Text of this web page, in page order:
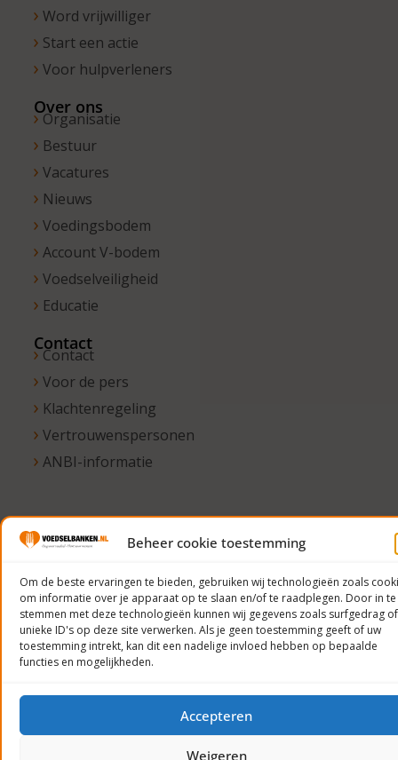
Beheer cookie toestemming
Om de beste ervaringen te bieden, gebruiken wij technologieën zoals
om informatie over je apparaat op te slaan en/of te raadplegen. Door in te
stemmen met deze technologieën kunnen wij gegevens zoals surfgedrag of
unieke ID's op deze site verwerken. Als je geen toestemming geeft of uw
toestemming intrekt, kan dit een nadelige invloed hebben op bepaalde
functies en mogelijkheden.
Accepteren
Weigeren
Word vrijwilliger
Start een actie
Voor hulpverleners
Over ons
Organisatie
Bestuur
Vacatures
Nieuws
Voedingsbodem
Account V-bodem
Voedselveiligheid
Educatie
Contact
Contact
Voor de pers
Klachtenregeling
Vertrouwenspersonen
ANBI-informatie
© 2023
Nederland
Privacyverklaring